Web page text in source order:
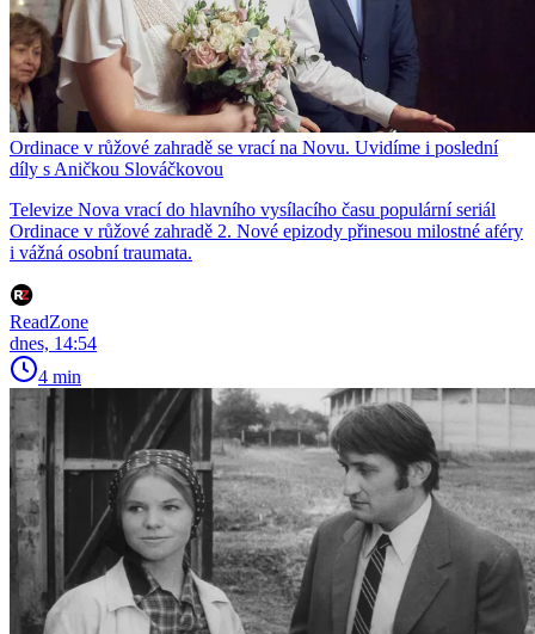
Ordinace v růžové zahradě se vrací na Novu. Uvidíme i poslední
díly s Aničkou Slováčkovou
Televize Nova vrací do hlavního vysílacího času populární seriál
Ordinace v růžové zahradě 2. Nové epizody přinesou milostné aféry
i vážná osobní traumata.
ReadZone
dnes, 14:54
4 min